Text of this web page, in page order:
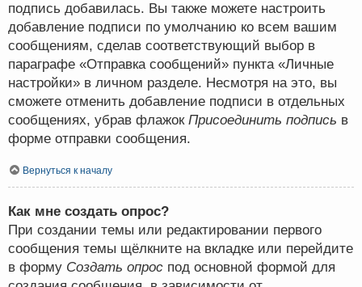
подпись добавилась. Вы также можете настроить
добавление подписи по умолчанию ко всем вашим
сообщениям, сделав соответствующий выбор в
параграфе «Отправка сообщений» пункта «Личные
настройки» в личном разделе. Несмотря на это, вы
сможете отменить добавление подписи в отдельных
сообщениях, убрав флажок Присоединить подпись в
форме отправки сообщения.
Вернуться к началу
Как мне создать опрос?
При создании темы или редактировании первого
сообщения темы щёлкните на вкладке или перейдите
в форму Создать опрос под основной формой для